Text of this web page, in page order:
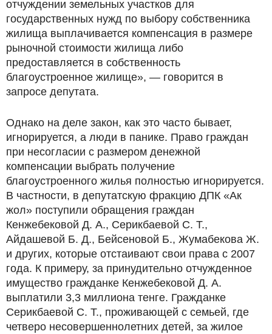
отчуждении земельных участков для
государственных нужд по выбору собственника
жилища выплачивается компенсация в размере
рыночной стоимости жилища либо
предоставляется в собственность
благоустроенное жилище», — говорится в
запросе депутата.
Однако на деле закон, как это часто бывает,
игнорируется, а люди в панике. Право граждан
при несогласии с размером денежной
компенсации выбрать получение
благоустроенного жилья полностью игнорируется.
В частности, в депутатскую фракцию ДПК «Ак
жол» поступили обращения граждан
Кенжебековой Д. А., Серикбаевой С. Т.,
Айдашевой Б. Д., Бейсеновой Б., Жумабекова Ж.
и других, которые отстаивают свои права с 2007
года. К примеру, за принудительно отчужденное
имущество гражданке Кенжебековой Д. А.
выплатили 3,3 миллиона тенге. Гражданке
Серикбаевой С. Т., проживающей с семьей, где
четверо несовершеннолетних детей, за жилое